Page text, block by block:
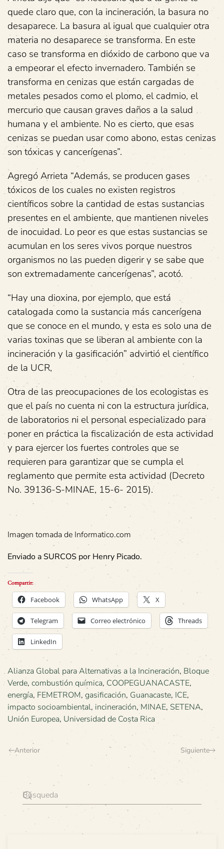
quede claro que, con la incineración, la basura no
desaparece. La basura al igual que cualquier otra
materia no desaparece se transforma. En este
caso se transforma en dióxido de carbono que va
a empeorar el efecto invernadero. También se
transforma en cenizas que están cargadas de
metales pesados como el plomo, el cadmio, el
mercurio que causan graves daños a la salud
humana y el ambiente. No es cierto, que esas
cenizas se puedan usar como abono, estas cenizas
son tóxicas y cancerígenas”.
Agregó Arrieta “Además, se producen gases
tóxicos de los cuales no existen registros
científicos sobre la cantidad de estas sustancias
presentes en el ambiente, que mantienen niveles
de inocuidad. Lo peor es que estas sustancias se
acumulan en los seres vivos porque nuestros
organismos no las pueden digerir y se sabe que
son extremadamente cancerígenas”, acotó.
“Hay una dioxina, por ejemplo, que está
catalogada como la sustancia más cancerígena
que se conoce en el mundo, y esta es solo una de
varias toxinas que se liberan al ambiente con la
incineración y la gasificación” advirtió el científico
de la UCR,
Otra de las preocupaciones de los ecologistas es
que el país no cuenta ni con la estructura jurídica,
de laboratorios ni el personal especializado para
poner en práctica la fiscalización de esta actividad
y para ejercer los fuertes controles que se
requieren para garantizar que se cumpla el
reglamento que permite esta actividad (Decreto
No. 39136-S-MINAE, 15-6- 2015).
Imagen tomada de Informatico.com
Enviado a SURCOS por Henry Picado.
Compartir:
Facebook WhatsApp X
Telegram Correo electrónico Threads
LinkedIn
Alianza Global para Alternativas a la Incineración,Bloque
Verde, combustión química, COOPEGUANACASTE,
energía, FEMETROM, gasificación, Guanacaste, ICE,
impacto socioambiental, incineración, MINAE, SETENA,
Unión Europea, Universidad de Costa Rica
Anterior Siguiente